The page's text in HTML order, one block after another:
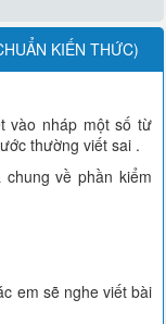
KIẾN THỨC)
vào nháp một số từ
thường viết sai .
về phần kiểm
em sẽ nghe viết bài